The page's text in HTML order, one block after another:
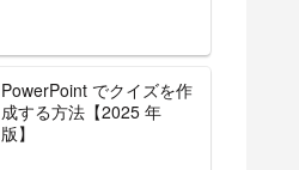
PowerPoint でクイズを作
成する方法【2025 年
版】